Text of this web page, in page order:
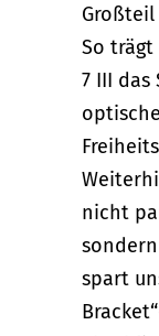
So
7 III
nicht
spart